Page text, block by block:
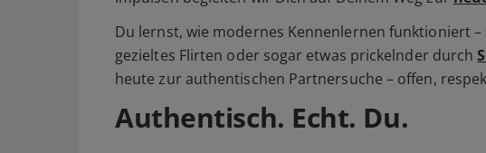
Du lernst, wie modernes Kennenlernen funktioniert –
gezieltes Flirten oder sogar etwas prickelnder durch
heute zur authentischen Partnersuche – offen,
Authentisch. Echt. Du.